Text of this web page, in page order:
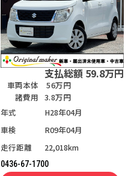
支払総額 59.8万円
車両本体
56万円
諸費用 3.8万円
年式
H28年04月
車検
R09年04月
走行距離
22,018km
0436-67-1700